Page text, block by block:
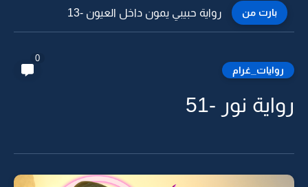
بارت من رواية حبيبي يمون داخل العيون -12
روايات_غرام
0
رواية نور -51